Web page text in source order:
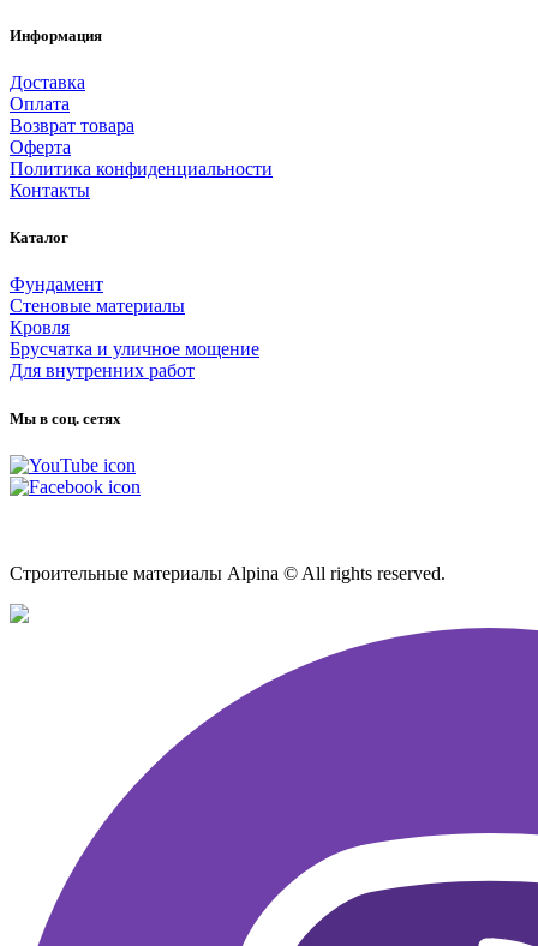
Информация
Доставка
Оплата
Возврат товара
Оферта
Политика конфиденциальности
Контакты
Каталог
Фундамент
Стеновые материалы
Кровля
Брусчатка и уличное мощение
Для внутренних работ
Мы в соц. сетях
Строительные материалы Alpina © All rights reserved.